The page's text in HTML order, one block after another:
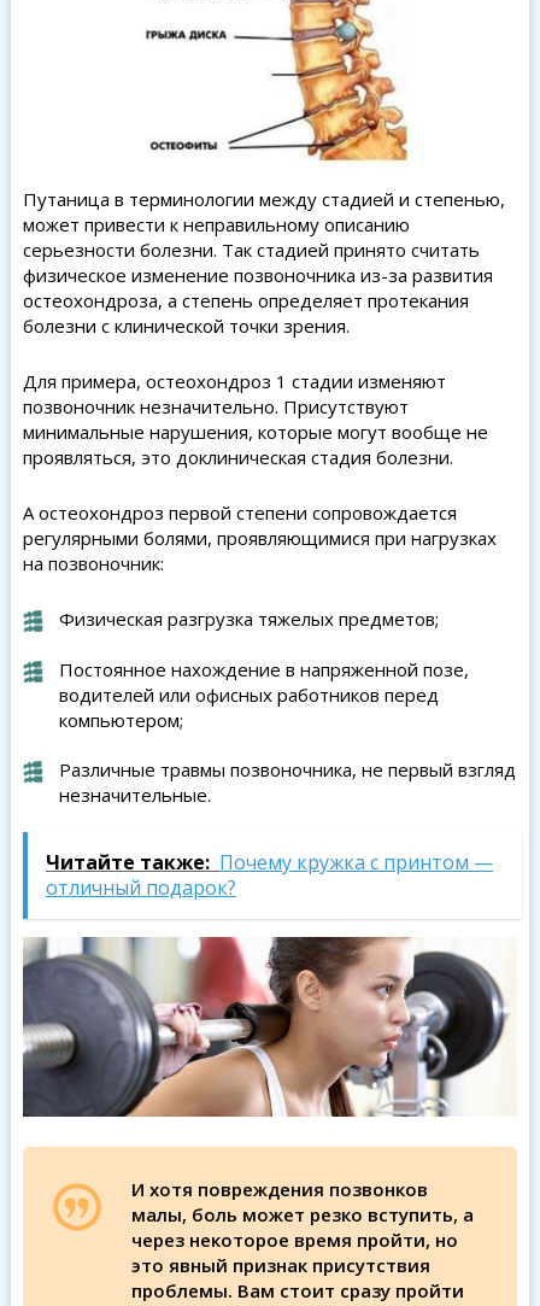
Путаница в терминологии между стадией и степенью,
может привести к неправильному описанию
серьезности болезни. Так стадией принято считать
физическое изменение позвоночника из-за развития
остеохондроза, а степень определяет протекания
болезни с клинической точки зрения.
Для примера, остеохондроз 1 стадии изменяют
позвоночник незначительно. Присутствуют
минимальные нарушения, которые могут вообще не
проявляться, это доклиническая стадия болезни.
А остеохондроз первой степени сопровождается
регулярными болями, проявляющимися при нагрузках
на позвоночник:
Физическая разгрузка тяжелых предметов;
Постоянное нахождение в напряженной позе,
водителей или офисных работников перед
компьютером;
Различные травмы позвоночника, не первый взгляд
незначительные.
Читайте также: Почему кружка с принтом —
отличный подарок?
И хотя повреждения позвонков
малы, боль может резко вступить, а
через некоторое время пройти, но
это явный признак присутствия
проблемы. Вам стоит сразу пройти